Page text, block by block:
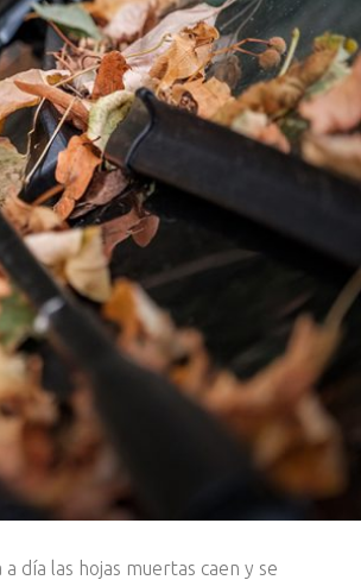
día las hojas muertas caen y se